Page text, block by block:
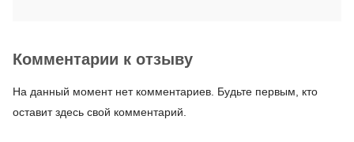
Комментарии к отзыву
На данный момент нет комментариев. Будьте первым, кто
оставит здесь свой комментарий.